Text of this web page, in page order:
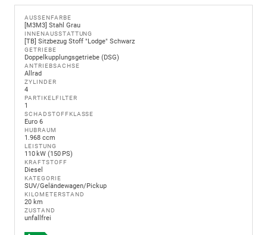
AUSSENFARBE
[M3M3] Stahl Grau
INNENAUSSTATTUNG
[TB] Sitzbezug Stoff "Lodge" Schwarz
GETRIEBE
Doppelkupplungsgetriebe (DSG)
ANTRIEBSACHSE
Allrad
ZYLINDER
4
PARTIKELFILTER
1
SCHADSTOFFKLASSE
Euro 6
HUBRAUM
1.968 ccm
LEISTUNG
110 kW (150 PS)
KRAFTSTOFF
Diesel
KATEGORIE
SUV/Geländewagen/Pickup
KILOMETERSTAND
20 km
ZUSTAND
unfallfrei